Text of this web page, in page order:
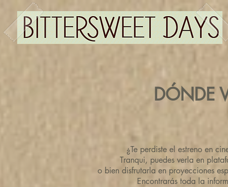
DÓNDE
¿Te perdiste el estreno en
Tranqui, puedes verla en
o bien disfrutarla en proyecciones
Encontrarás toda la